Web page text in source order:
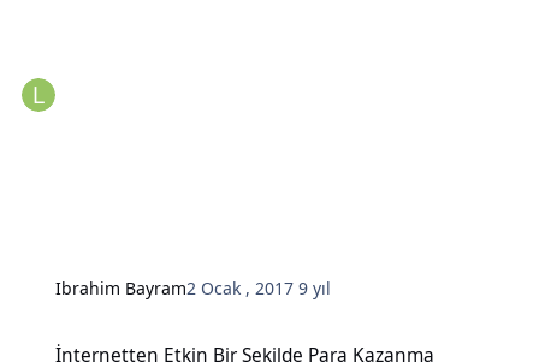
Ibrahim Bayram2 Ocak , 20179 yıl
İnternetten Etkin Bir Şekilde Para Kazanma